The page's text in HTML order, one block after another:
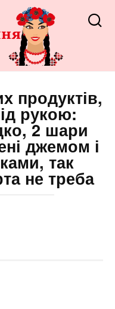
продуктів,
рукою:
2 шари
джемом і
так
не треба